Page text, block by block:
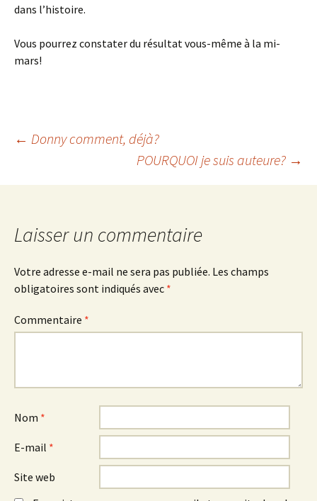
dans l’histoire.
Vous pourrez constater du résultat vous-même à la mi-
mars!
Navigation
des
articles
← Donny comment, déjà?
POURQUOI je suis auteure? →
Laisser un commentaire
Votre adresse e-mail ne sera pas publiée. Les champs
obligatoires sont indiqués avec *
Commentaire *
Nom *
E-mail *
Site web